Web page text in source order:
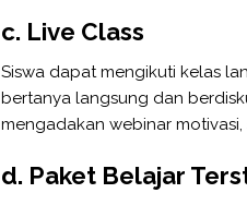
c. Live Class
Siswa dapat mengikuti kelas
bertanya langsung dan
mengadakan webinar
d. Paket Belajar